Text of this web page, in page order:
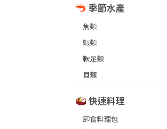
季節水產
魚類
蝦類
軟足類
貝類
快速料理
即食料理包